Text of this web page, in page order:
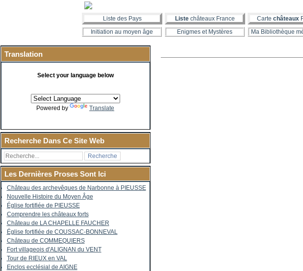
Liste des Pays Liste châteaux France Carte châteaux
Initiation au moyen âge
Enigmes et Mystères Ma Bibliothèque
Translation
Select your language below
Powered by Translate
Recherche Dans Ce Site Web
Les Dernières Proses Sont Ici
Château des archevêques de Narbonne à PIEUSSE
Nouvelle Histoire du Moyen Âge
Église fortifiée de PIEUSSE
Comprendre les châteaux forts
Château de LA CHAPELLE FAUCHER
Église fortifiée de COUSSAC-BONNEVAL
Château de COMMEQUIERS
Fort villageois d'ALIGNAN du VENT
Tour de RIEUX en VAL
Enclos ecclésial de AIGNE